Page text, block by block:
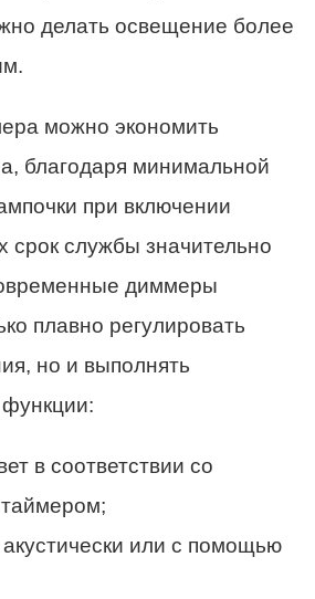
делать освещение более
можно экономить
благодаря минимальной
при включении
срок службы значительно
диммеры
плавно регулировать
но и выполнять
в соответствии со
акустически или с помощью